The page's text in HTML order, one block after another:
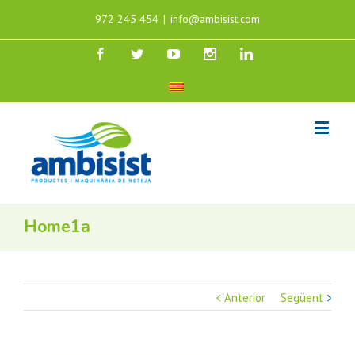
972 245 454 | info@ambisist.com
Home1a
Anterior Següent